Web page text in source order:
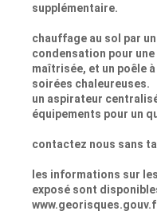
supplémentaire.
chauffage au sol par
condensation pour
maîtrisée, et un poêle
soirées chaleureuses.
un aspirateur
équipements pour un
contactez nous sans
les informations sur
exposé sont